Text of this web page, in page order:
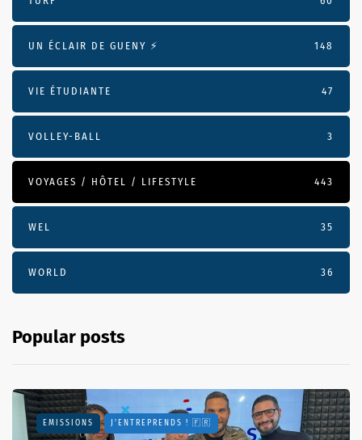
UN ÉCLAIR DE GUENY ⚡️ 148
VIE ÉTUDIANTE 47
VOLLEY-BALL 3
VOYAGES / HÔTEL / LIFESTYLE 443
WEL 35
WORLD 36
Popular posts
EMISSIONS J'ENTREPRENDS ! 🇫🇷